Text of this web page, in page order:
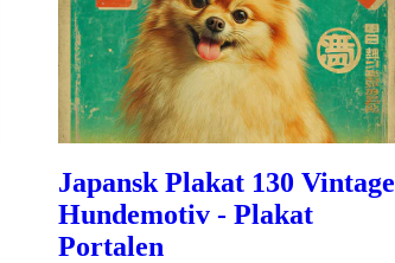
Japansk Plakat 130 Vintage
Hundemotiv - Plakat
Portalen